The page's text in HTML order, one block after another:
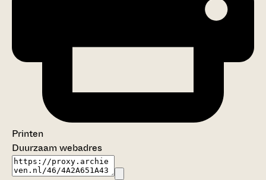
Printen
Duurzaam webadres